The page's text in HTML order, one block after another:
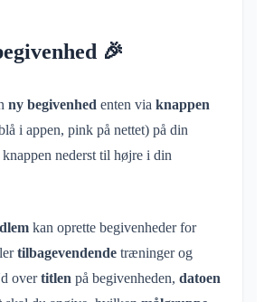
🎉
ny begivenhed enten via knappen
i appen, pink på nettet) på din
nederst til højre i din
kan oprette begivenheder for
tilbagevendende træninger og
overtitlen på begivenheden, datoen